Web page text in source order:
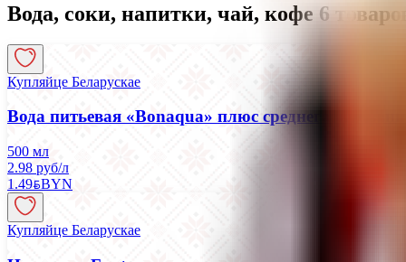
Вода, соки, напитки, чай, кофе 6
Купляйце Беларускае
Вода питьевая «Bonaqua» плюс
500 мл
2.98 руб/л
1.49BYNBYN
Купляйце Беларускае